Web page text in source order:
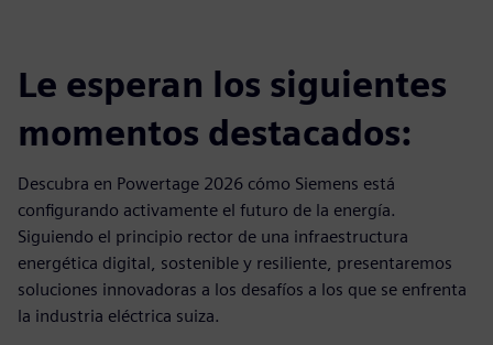
Le esperan los siguientes
momentos destacados:
Descubra en Powertage 2026 cómo Siemens está
configurando activamente el futuro de la energía.
Siguiendo el principio rector de una infraestructura
energética digital, sostenible y resiliente, presentaremos
soluciones innovadoras a los desafíos a los que se enfrenta
la industria eléctrica suiza.